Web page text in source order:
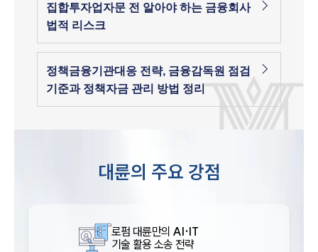
집합투자업자문 전 알아야 하는 금융회사
법적 리스크
정책금융기관대응 전략, 금융감독원 점검
기준과 정책자금 관리 방법 정리
대륜의 주요 강점
로펌 대륜만의 AI·IT
기술 활용 소송 전략